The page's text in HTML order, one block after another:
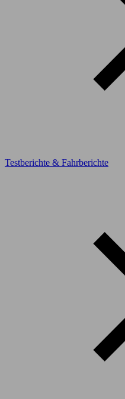
Testberichte & Fahrberichte